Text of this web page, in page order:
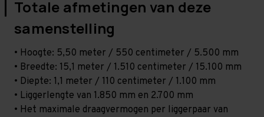
Totale afmetingen van deze
samenstelling
• Hoogte: 5,50 meter / 550 centimeter / 5.500 mm
• Breedte: 15,1 meter / 1.510 centimeter / 15.100 mm
• Diepte: 1,1 meter / 110 centimeter / 1.100 mm
• Liggerlengte van 1.850 mm en 2.700 mm
• Het maximale draagvermogen per liggerpaar van